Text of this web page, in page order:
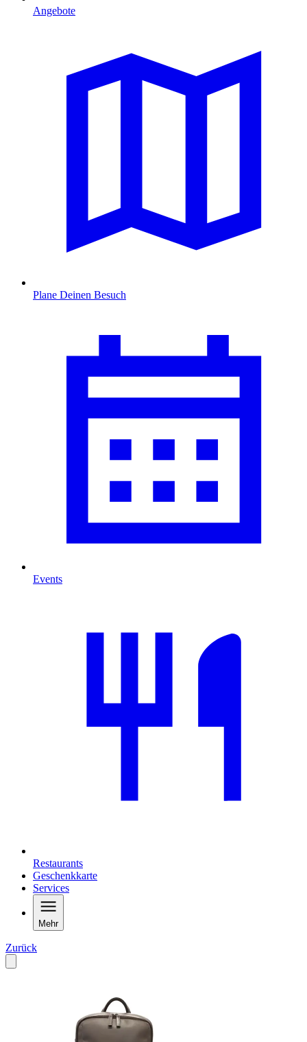
Angebote
Plane Deinen Besuch
Events
Restaurants
Geschenkkarte
Services
Mehr
Zurück